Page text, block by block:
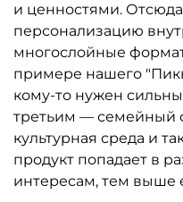
и ценностями.
персонализацию
многослойные
примере нашего
кому-то нужен
третьим — семейный
культурная среда и
продукт попадает в
интересам, тем выше